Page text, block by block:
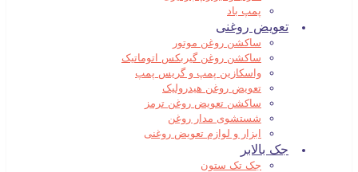
پمپ باد
تعویض روغنی
ساکشن روغن موتور
ساکشن روغن گیربکس اتوماتیک
واسکازین پمپ و گریس پمپ
تعویض روغن هیدرولیک
ساکشن تعویض روغن ترمز
شستشوی مدار روغن
ابزار و لوازم تعویض روغنی
جک بالابر
جک تک ستون